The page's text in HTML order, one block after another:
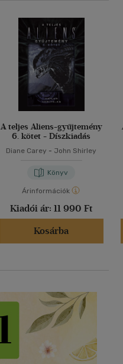
A teljes Aliens-gyűjtemény
6. kötet - Díszkiadás
Diane Carey - John Shirley
Könyv
Árinformációk
Kiadói ár: 11 990 Ft
Kosárba